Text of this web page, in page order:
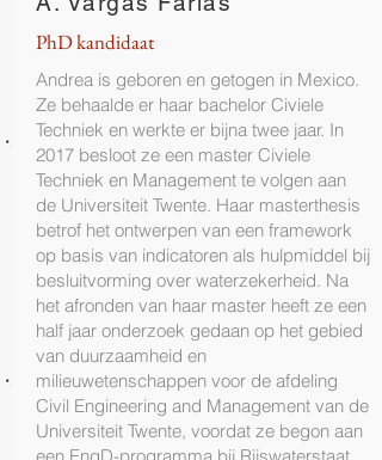
PhD kandidaat
Andrea is geboren en getogen in Mexico.
Ze behaalde er haar bachelor Civiele
Techniek en werkte er bijna twee jaar. In
2017 besloot ze een master Civiele
Techniek en Management te volgen aan
de Universiteit Twente. Haar masterthesis
betrof het ontwerpen van een framework
op basis van indicatoren als hulpmiddel bij
besluitvorming over waterzekerheid. Na
het afronden van haar master heeft ze een
half jaar onderzoek gedaan op het gebied
van duurzaamheid en
milieuwetenschappen voor de afdeling
Civil Engineering and Management van de
Universiteit Twente, voordat ze begon aan